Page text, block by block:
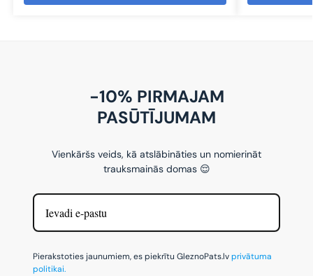
-10% PIRMAJAM
PASŪTĪJUMAM
Vienkāršs veids, kā atslābināties un nomierināt
trauksmainās domas 😌
Pierakstoties jaunumiem, es piekrītu GleznoPats.lvprivātuma
politikai.